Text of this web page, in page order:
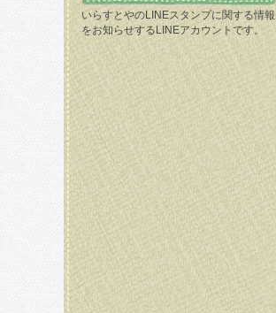
いらすとやのLINEスタンプに関する情報
をお知らせするLINEアカウントです。